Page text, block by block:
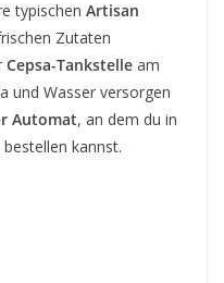
typischen Artisan
Zutaten
Cepsa-Tankstelle am
und Wasser versorgen
Automat, an dem du in
kannst.